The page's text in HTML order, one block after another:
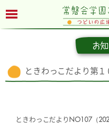
お
ときわっこだより第
ときわっこだよりNO107（